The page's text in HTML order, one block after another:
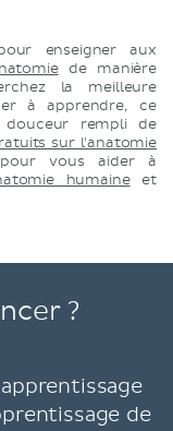
enseigner aux
de manière
la meilleure
à apprendre, ce
rempli de
sur l'anatomie
vous aider à
humaineet
?
de